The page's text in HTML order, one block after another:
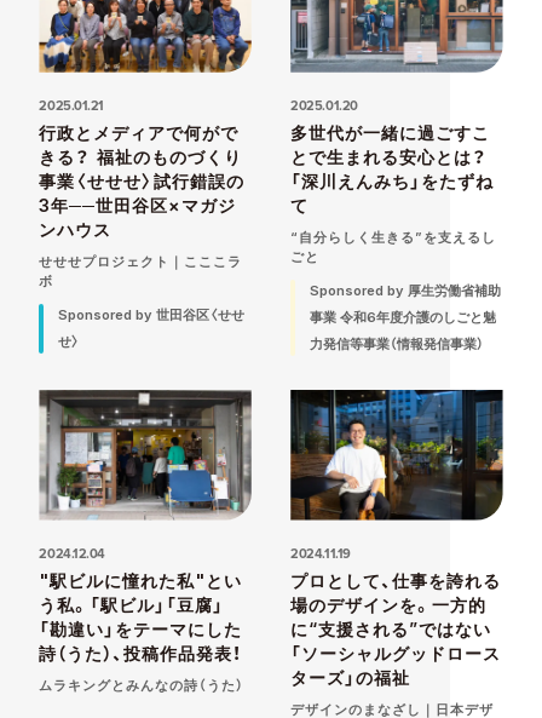
2025.01.21
行政とメディアで何がで
きる？ 福祉のものづくり
事業〈せせせ〉試行錯誤の
3年──世田谷区×マガジ
ンハウス
せせせプロジェクト｜こここラ
ボ
Sponsored by 世田谷区〈せせ
せ〉
2025.01.20
多世代が一緒に過ごすこ
とで生まれる安心とは？
「深川えんみち」をたずね
て
“自分らしく生きる”を支えるし
ごと
Sponsored by 厚生労働省補助
事業 令和6年度介護のしごと魅
力発信等事業（情報発信事業）
2024.12.04
"駅ビルに憧れた私"とい
う私。「駅ビル」「豆腐」
「勘違い」をテーマにした
詩（うた）、投稿作品発表！
ムラキングとみんなの詩（うた）
2024.11.19
プロとして、仕事を誇れる
場のデザインを。一方的
に“支援される”ではない
「ソーシャルグッドロース
ターズ」の福祉
デザインのまなざし｜日本デザ